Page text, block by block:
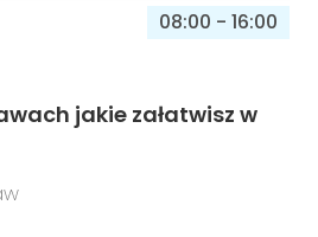
08:00 - 16:00
jakie załatwisz w